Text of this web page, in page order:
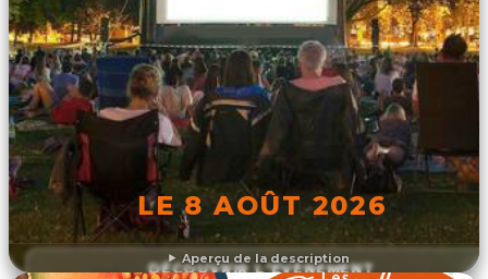
Aperçu de la description
LE 8 AOÛT 2026
DÉCOUVRIR L'ÉVÉNEMENT